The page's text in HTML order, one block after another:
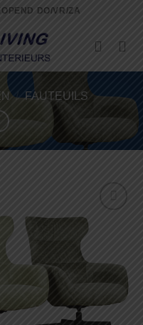
DO/VR/ZA
/ FAUTEUILS
Toevoegen
aan
wenslijst